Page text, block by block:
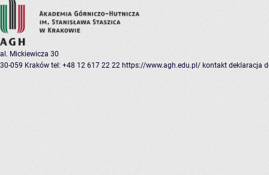
al. Mickiewicza 30
30-059 Kraków tel: +48 12 617 22 22 https://www.agh.edu.pl/ kontakt deklaracja